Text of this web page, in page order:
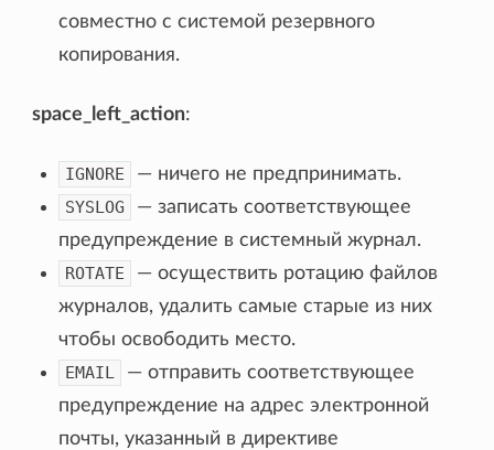
совместно с системой резервного
копирования.
space_left_action:
IGNORE
— ничего не предпринимать.
SYSLOG
— записать соответствующее
предупреждение в системный журнал.
ROTATE
— осуществить ротацию файлов
журналов, удалить самые старые из них
чтобы освободить место.
EMAIL
— отправить соответствующее
предупреждение на адрес электронной
почты, указанный в директиве